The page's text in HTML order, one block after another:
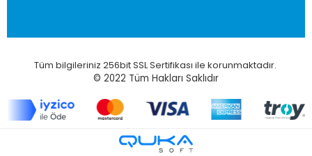
Tüm bilgileriniz 256bit SSL Sertifikası ile korunmaktadır.
© 2022 Tüm Hakları Saklıdır